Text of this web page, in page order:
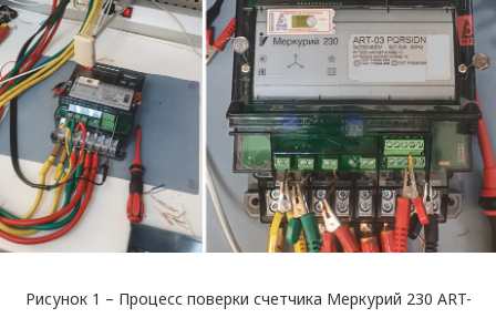
Рисунок 1 – Процесс поверки счетчика Меркурий 230 ART-